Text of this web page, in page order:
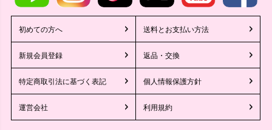
初めての方へ 送料とお支払い方法
新規会員登録 返品・交換
特定商取引法に基づく表記 個人情報保護方針
運営会社 利用規約